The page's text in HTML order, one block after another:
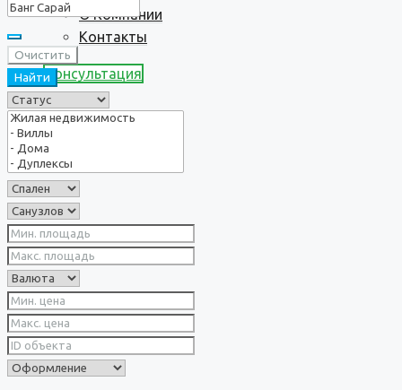
О Компании
Контакты
Консультация
Очистить
Найти